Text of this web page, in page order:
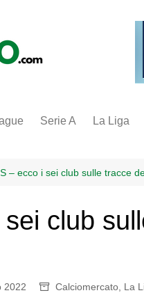
Serie A La Liga
– ecco i sei club sulle tracce
club
2022 Calciomercato La